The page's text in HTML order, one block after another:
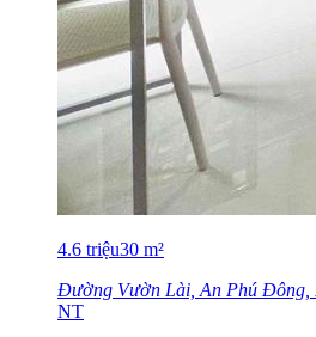
4.6 triệu30 m²
Đường Vườn Lài, An Phú Đông,
NT